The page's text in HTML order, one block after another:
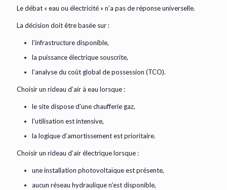
Le débat « eau ou électricité » n’a pas de réponse universelle.
La décision doit être basée sur :
l’infrastructure disponible,
la puissance électrique souscrite,
l’analyse du coût global de possession (TCO).
Choisir un rideau d’air à eau lorsque :
le site dispose d’une chaufferie gaz,
l’utilisation est intensive,
la logique d’amortissement est prioritaire.
Choisir un rideau d’air électrique lorsque :
une installation photovoltaïque est présente,
aucun réseau hydraulique n’est disponible,